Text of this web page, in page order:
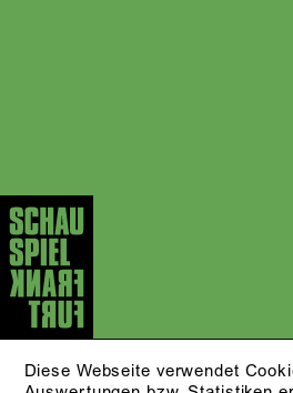
Diese Webseite verwendet